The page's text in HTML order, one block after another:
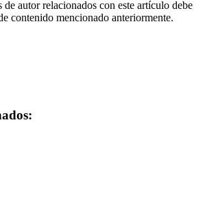
de autor relacionados con este artículo debe
contenido mencionado anteriormente.